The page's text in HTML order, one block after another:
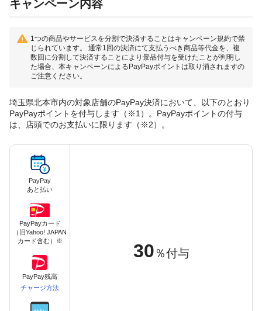
キャンペーン内容
1つの商品やサービスを分割で決済することはキャンペーン規約で禁
じられています。 通常1回の決済にて支払うべき商品等代金を、複
数回に分割して決済することにより景品付与を受けたことが判明し
た場合、本キャンペーンによるPayPayポイントは取り消されますの
ご注意ください。
埼玉県北本市内の対象店舗のPayPay決済において、以下のとおり
PayPayポイントを付与します（※1）。PayPayポイントの付与
は、店頭でのお支払いに限ります（※2）。
PayPay
あと払い
PayPayカード
（旧Yahoo! JAPAN
カード含む）※
PayPay残高
チャージ方法
30 ％付与